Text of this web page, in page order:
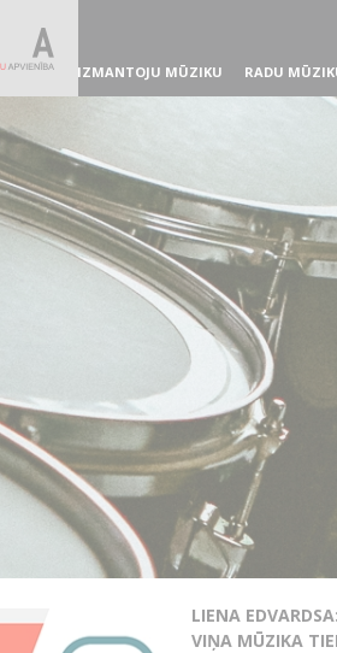
IZMANTOJU MŪZIKU RADU
LIENA
VIŅA MŪZIKA